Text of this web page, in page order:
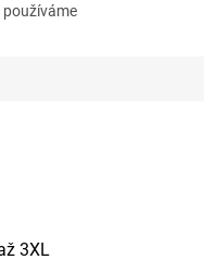
3XL